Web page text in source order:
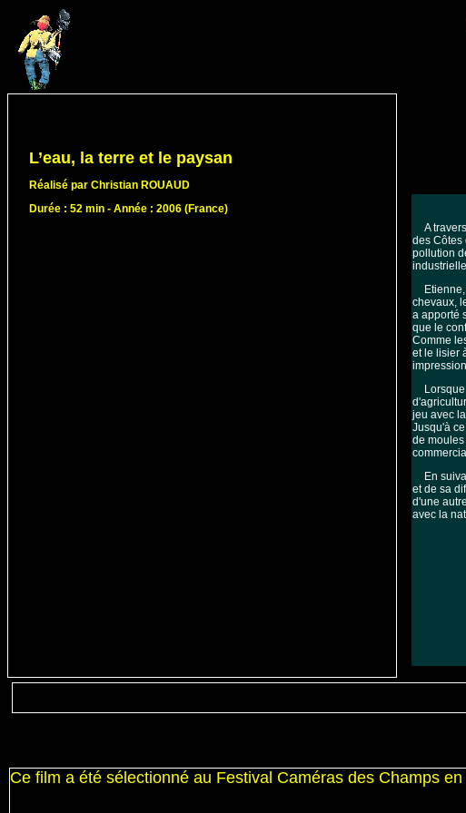
L’eau, la terre et le paysan
Réalisé par Christian ROUAUD
Durée : 52 min - Année : 2006 (France)
A
des Côtes
pollution
chevaux,
a apporté
que le
Comme
et le lisier
jeu avec
Jusqu'à
de
En
et de sa
d'une
avec la
Ce film a été sélectionné au Festival Caméras des Champs en